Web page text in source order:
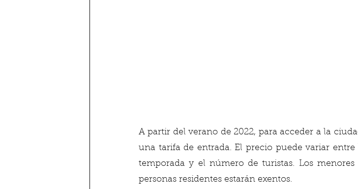
A partir del verano de 2022, para acceder a la
una tarifa de entrada. El precio puede variar
temporada y el número de turistas. Los
personas residentes estarán exentos.